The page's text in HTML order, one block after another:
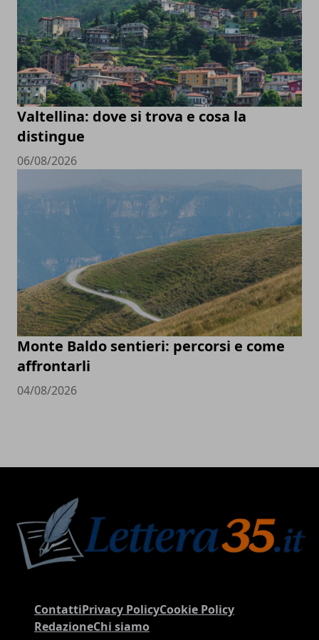
Valtellina: dove si trova e cosa la
distingue
06/08/2026
Monte Baldo sentieri: percorsi e come
affrontarli
04/08/2026
ContattiPrivacy PolicyCookie Policy
RedazioneChi siamo